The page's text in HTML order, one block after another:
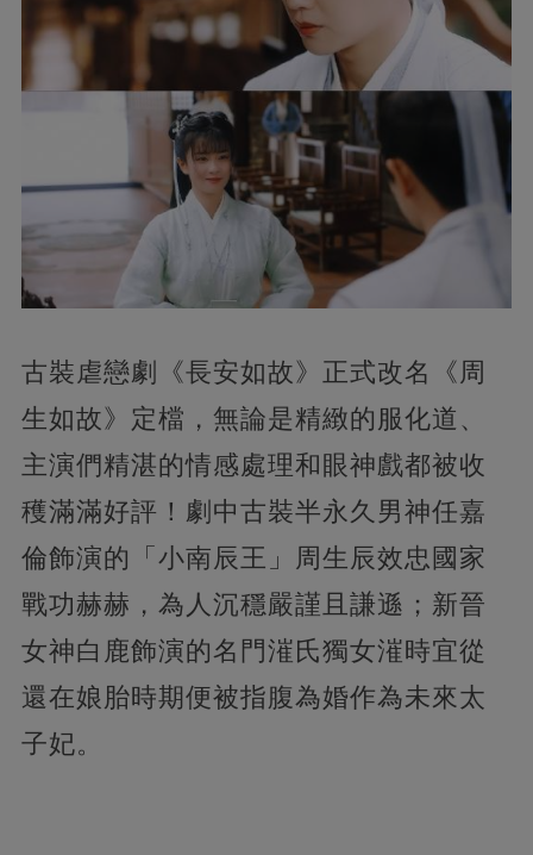
古裝虐戀劇《長安如故》正式改名《周
生如故》定檔，無論是精緻的服化道、
主演們精湛的情感處理和眼神戲都被收
穫滿滿好評！劇中古裝半永久男神任嘉
倫飾演的「小南辰王」周生辰效忠國家
戰功赫赫，為人沉穩嚴謹且謙遜；新晉
女神白鹿飾演的名門漼氏獨女漼時宜從
還在娘胎時期便被指腹為婚作為未來太
子妃。